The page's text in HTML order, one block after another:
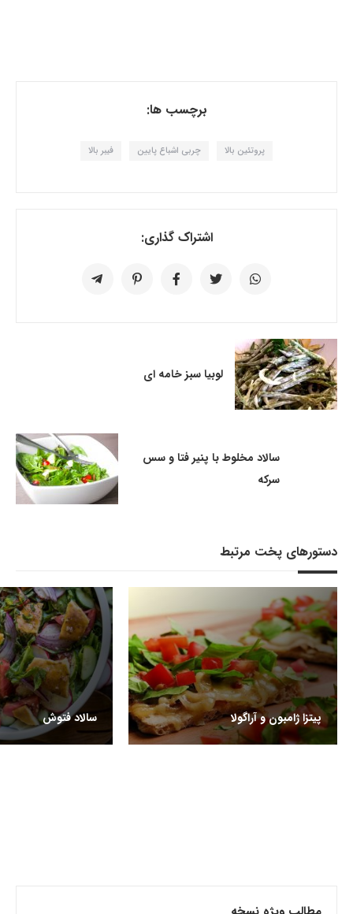
برچسب ها:
پروتئین بالا چربی اشباع پایین فیبر بالا
اشتراک گذاری:
لوبیا سبز خامه ای
سالاد مخلوط با پنیر فتا و سس
سرکه
دستورهای پخت مرتبط
پیتزا ژامبون و آراگولا سالاد فتوش